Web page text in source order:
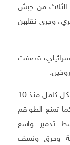
الثلاث من جيش
وجرى نقلهن
قصفت
.
وتواصل قوات الاحتلال محاصرة المخيم بشكل كامل منذ 10
تمنع الطواقم
تدمير واسع
وحرق ونسف